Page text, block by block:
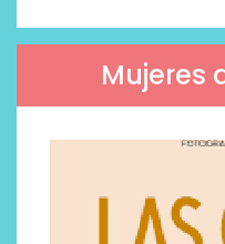
Mujeres